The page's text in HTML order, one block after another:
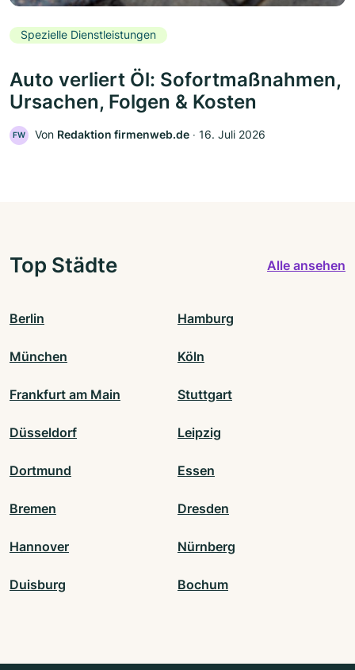
Spezielle Dienstleistungen
Auto verliert Öl: Sofortmaßnahmen,
Ursachen, Folgen & Kosten
FW Von Redaktion firmenweb.de ‧ 16. Juli 2026
Top Städte Alle ansehen
Berlin Hamburg
München Köln
Frankfurt am Main Stuttgart
Düsseldorf Leipzig
Dortmund Essen
Bremen Dresden
Hannover Nürnberg
Duisburg Bochum